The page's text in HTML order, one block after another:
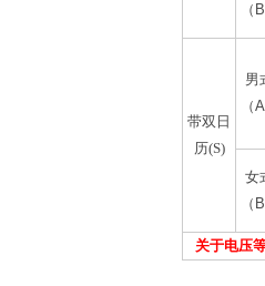
（ B
带双日
历(S)
男
（A
女
（ B
关于电压